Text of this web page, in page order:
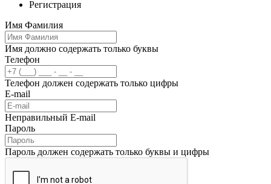
Регистрация
Имя Фамилия
Имя должно содержать только буквы
Телефон
Телефон должен содержать только цифры
E-mail
Неправильный E-mail
Пароль
Пароль должен содержать только буквы и цифры